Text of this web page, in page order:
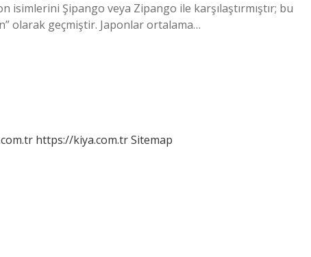
isimlerini Şipango veya Zipango ile karşılaştırmıştır; bu
olarak geçmiştir. Japonlar ortalama…
https://kiya.com.trSitemap